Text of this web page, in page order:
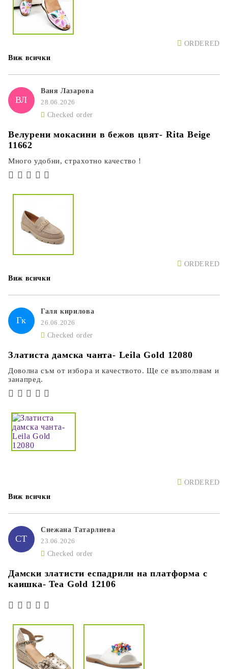
ORDERED
Виж всички
ВЛ
Ваня Лазарова
28.06.2026
Checked order
Велурени мокасини в бежов цвят- Rita Beige
11662
Много удобни, страхотно качество !
ORDERED
Виж всички
Гк
Галя кирилова
26.06.2026
Checked order
Златиста дамска чанта- Leila Gold 12080
Доволна съм от избора и качеството. Ще се възползвам и
занапред.
ORDERED
Виж всички
СТ
Снежана Татарлиева
23.06.2026
Checked order
Дамски златисти еспадрили на платформа с
каишка- Tea Gold 12106